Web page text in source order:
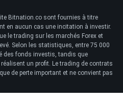
Bitnation.co sont fournies à titre
en aucun cas une incitation à investir.
le trading sur les marchés Forex et
Selon les statistiques, entre 75 000
des fonds investis, tandis que
un profit. Le trading de contrats
de perte important et ne convient pas